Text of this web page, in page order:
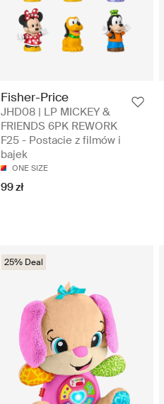
Fisher-Price
JHD08 | LP MICKEY &
FRIENDS 6PK REWORK
F25 - Postacie z filmów i
bajek
ONE SIZE
99 zł
25% Deal